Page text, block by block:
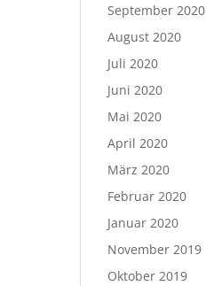
September 2020
August 2020
Juli 2020
Juni 2020
Mai 2020
April 2020
März 2020
Februar 2020
Januar 2020
November 2019
Oktober 2019